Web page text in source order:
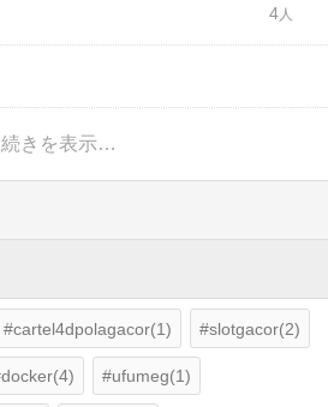
4
続きを表示…
cartel4dpolagacor(1) slotgacor(2)
docker(4) ufumeg(1)